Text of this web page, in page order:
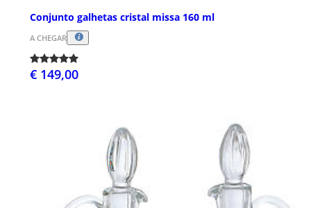
Conjunto galhetas cristal missa 160 ml
A CHEGAR
€ 149,00